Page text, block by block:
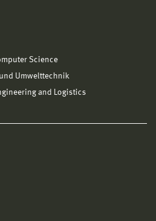
Science
Umwelttechnik
and Logistics